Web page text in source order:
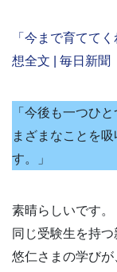
「今まで育てて
想全文 | 毎日新聞
「今後も一つひ
まざまなことを
す。」
素晴らしいです。
同じ受験生を持
悠仁さまの学び